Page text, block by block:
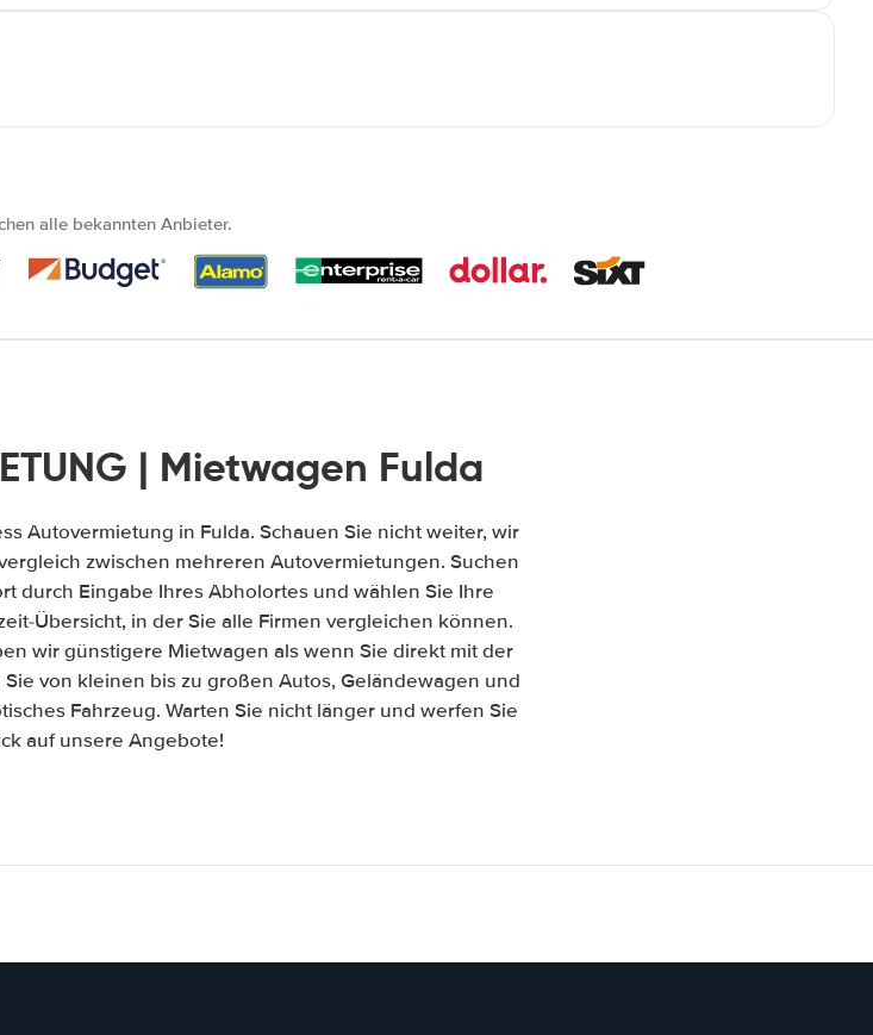
alle bekannten Anbieter.
| Mietwagen Fulda
Autovermietung in Fulda. Schauen Sie nicht weiter, wir
zwischen mehreren Autovermietungen. Suchen
durch Eingabe Ihres Abholortes und wählen Sie Ihre
Übersicht, in der Sie alle Firmen vergleichen können.
wir günstigere Mietwagen als wenn Sie direkt mit der
von kleinen bis zu großen Autos, Geländewagen und
Fahrzeug. Warten Sie nicht länger und werfen Sie
auf unsere Angebote!